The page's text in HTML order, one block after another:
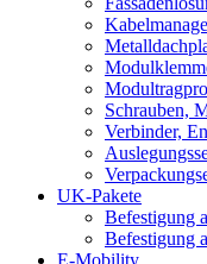
Schrauben,
Verbinder,
UK-Pakete
Befestigung
Befestigung